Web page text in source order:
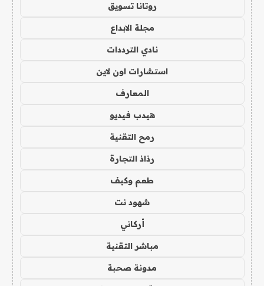
روتانا تسويق
مجلة الابداع
نادي الترددات
استشارات اون لاين
المعارف
هيدب فيديو
رمح التقنية
رذاذ التجارة
طعم وكيف
شهود نت
أركاني
مباشر التقنية
مدونة صحبة